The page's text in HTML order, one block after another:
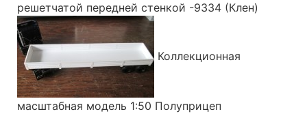
решетчатой передней стенкой -9334 (Клен)
Коллекционная
масштабная модель 1:50 Полуприцеп